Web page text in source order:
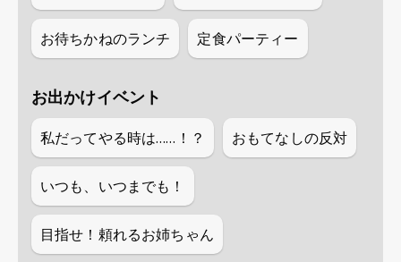
お待ちかねのランチ 定食パーティー
お出かけイベント
私だってやる時は……！？ おもてなしの反対
いつも、いつまでも！
目指せ！頼れるお姉ちゃん